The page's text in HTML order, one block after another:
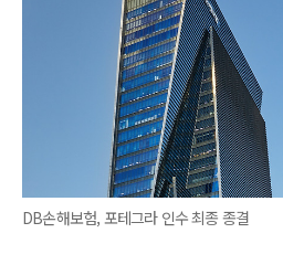
DB손해보험, 포테그라 인수 최종 종결